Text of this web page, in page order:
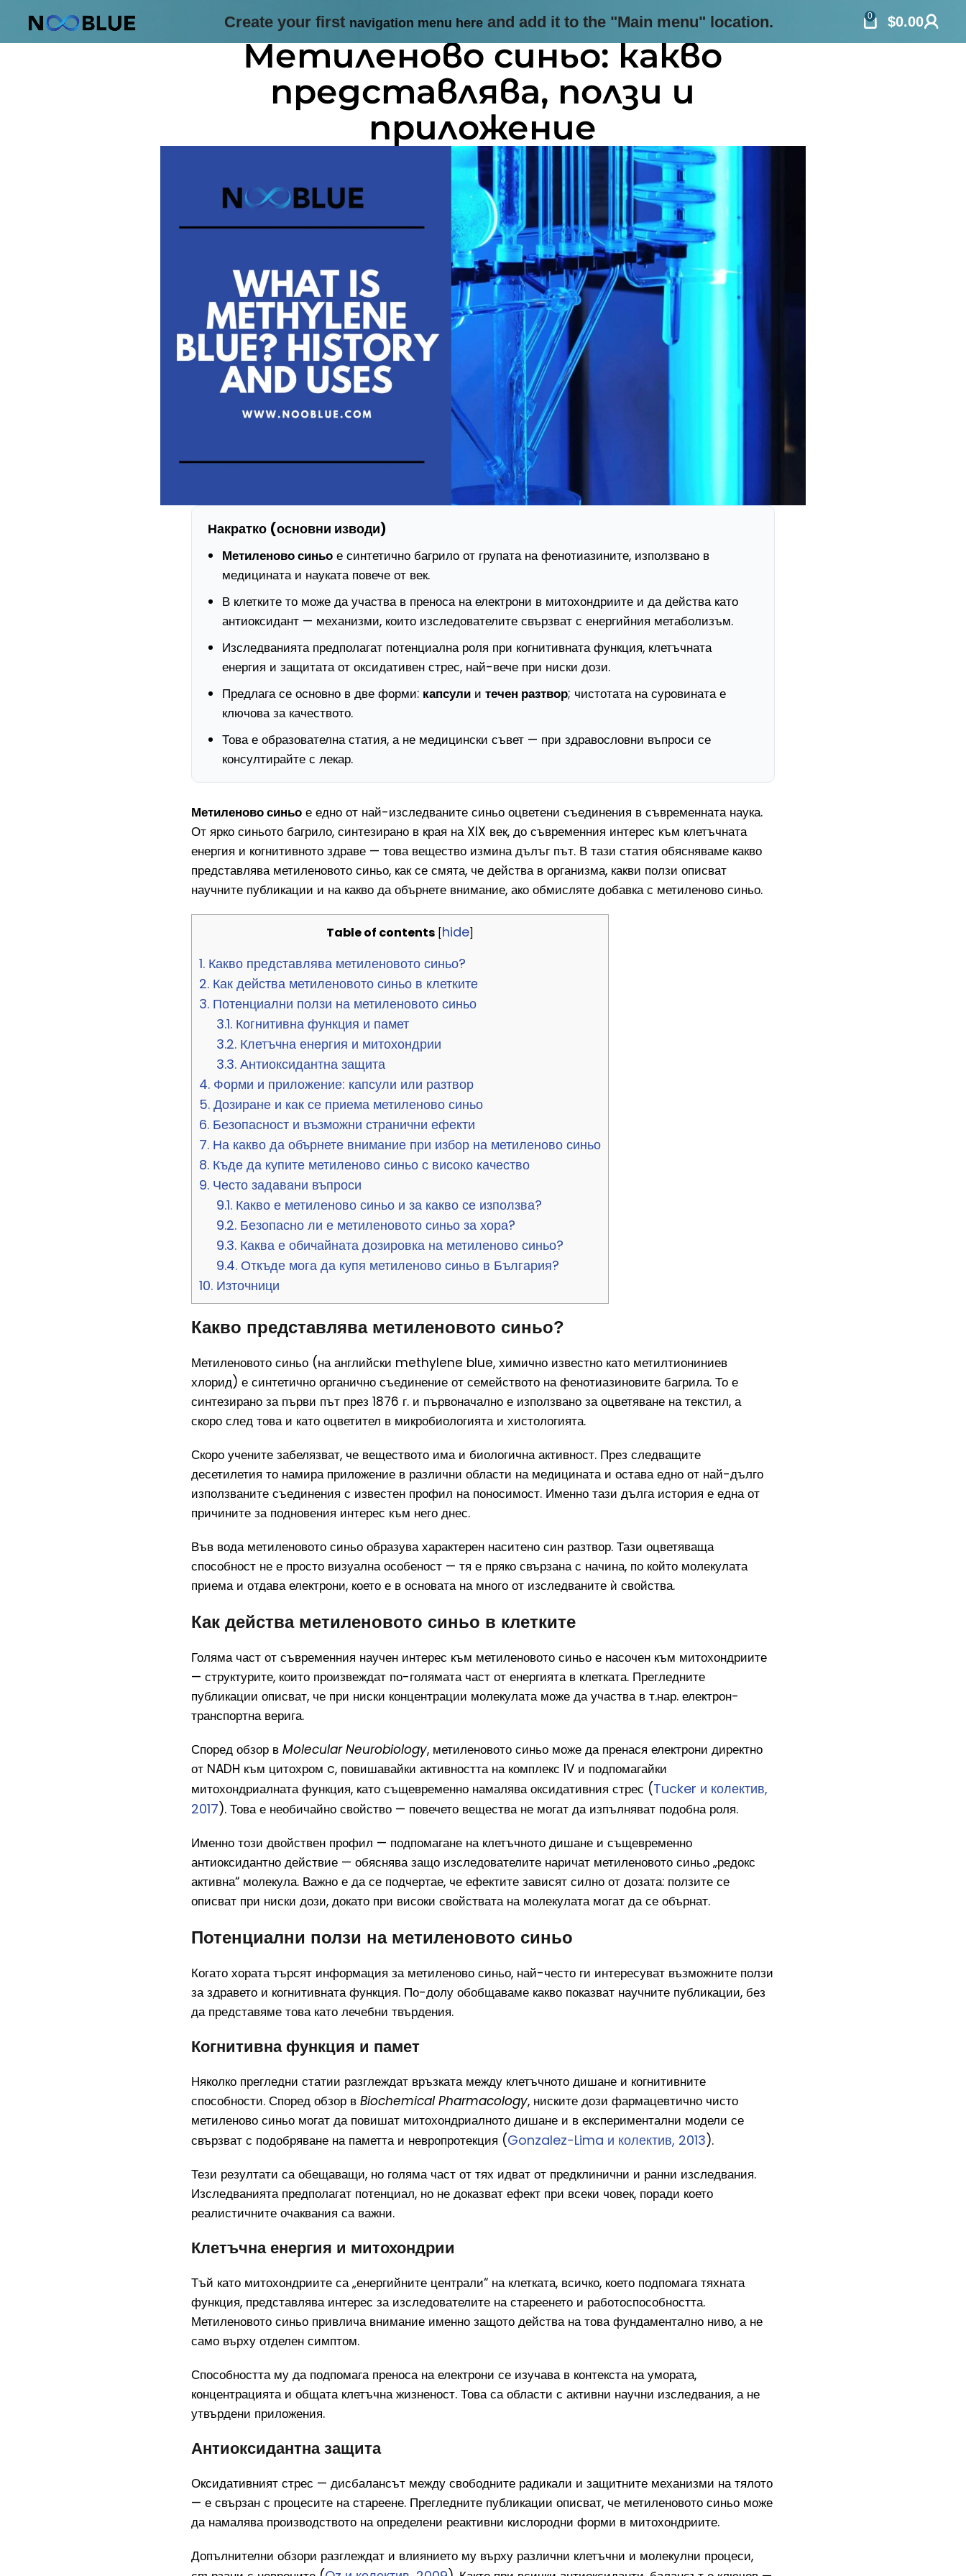
Create your first navigation menu here and add it to the "Main menu" location. 0 $0.00
юни 5, 2026
Метиленово синьо: какво
представлява, ползи и
приложение
Накратко (основни изводи)
Метиленово синьо е синтетично багрило от групата на фенотиазините, използвано в
медицината и науката повече от век.
В клетките то може да участва в преноса на електрони в митохондриите и да действа като
антиоксидант — механизми, които изследователите свързват с енергийния метаболизъм.
Изследванията предполагат потенциална роля при когнитивната функция, клетъчната
енергия и защитата от оксидативен стрес, най-вече при ниски дози.
Предлага се основно в две форми: капсули итечен разтвор; чистотата на суровината е
ключова за качеството.
Това е образователна статия, а не медицински съвет — при здравословни въпроси се
консултирайте с лекар.
Метиленово синьо е едно от най-изследваните синьо оцветени съединения в съвременната наука.
От ярко синьото багрило, синтезирано в края на XIX век, до съвременния интерес към клетъчната
енергия и когнитивното здраве — това вещество измина дълъг път. В тази статия обясняваме какво
представлява метиленовото синьо, как се смята, че действа в организма, какви ползи описват
научните публикации и на какво да обърнете внимание, ако обмисляте добавка с метиленово синьо.
Table of contents [hide]
1. Какво представлява метиленовото синьо?
2. Как действа метиленовото синьо в клетките
3. Потенциални ползи на метиленовото синьо
3.1. Когнитивна функция и памет
3.2. Клетъчна енергия и митохондрии
3.3. Антиоксидантна защита
4. Форми и приложение: капсули или разтвор
5. Дозиране и как се приема метиленово синьо
6. Безопасност и възможни странични ефекти
7. На какво да обърнете внимание при избор на метиленово синьо
8. Къде да купите метиленово синьо с високо качество
9. Често задавани въпроси
9.1. Какво е метиленово синьо и за какво се използва?
9.2. Безопасно ли е метиленовото синьо за хора?
9.3. Каква е обичайната дозировка на метиленово синьо?
9.4. Откъде мога да купя метиленово синьо в България?
10. Източници
Какво представлява метиленовото синьо?
Метиленовото синьо (на английски methylene blue, химично известно като метилтиониниев
хлорид) е синтетично органично съединение от семейството на фенотиазиновите багрила. То е
синтезирано за първи път през 1876 г. и първоначално е използвано за оцветяване на текстил, а
скоро след това и като оцветител в микробиологията и хистологията.
Скоро учените забелязват, че веществото има и биологична активност. През следващите
десетилетия то намира приложение в различни области на медицината и остава едно от най-дълго
използваните съединения с известен профил на поносимост. Именно тази дълга история е една от
причините за подновения интерес към него днес.
Във вода метиленовото синьо образува характерен наситено син разтвор. Тази оцветяваща
способност не е просто визуална особеност — тя е пряко свързана с начина, по който молекулата
приема и отдава електрони, което е в основата на много от изследваните ѝ свойства.
Как действа метиленовото синьо в клетките
Голяма част от съвременния научен интерес към метиленовото синьо е насочен към митохондриите
— структурите, които произвеждат по-голямата част от енергията в клетката. Прегледните
публикации описват, че при ниски концентрации молекулата може да участва в т.нар. електрон-
транспортна верига.
Според обзор вMolecular Neurobiology, метиленовото синьо може да пренася електрони директно
от NADH към цитохром c, повишавайки активността на комплекс IV и подпомагайки
митохондриалната функция, като същевременно намалява оксидативния стрес (Tucker и колектив,
2017). Това е необичайно свойство — повечето вещества не могат да изпълняват подобна роля.
Именно този двойствен профил — подпомагане на клетъчното дишане и същевременно
антиоксидантно действие — обяснява защо изследователите наричат метиленовото синьо „редокс
активна“ молекула. Важно е да се подчертае, че ефектите зависят силно от дозата: ползите се
описват при ниски дози, докато при високи свойствата на молекулата могат да се обърнат.
Потенциални ползи на метиленовото синьо
Когато хората търсят информация за метиленово синьо, най-често ги интересуват възможните ползи
за здравето и когнитивната функция. По-долу обобщаваме какво показват научните публикации, без
да представяме това като лечебни твърдения.
Когнитивна функция и памет
Няколко прегледни статии разглеждат връзката между клетъчното дишане и когнитивните
способности. Според обзор вBiochemical Pharmacology, ниските дози фармацевтично чисто
метиленово синьо могат да повишат митохондриалното дишане и в експериментални модели се
свързват с подобряване на паметта и невропротекция (Gonzalez-Lima и колектив, 2013).
Тези резултати са обещаващи, но голяма част от тях идват от предклинични и ранни изследвания.
Изследванията предполагат потенциал, но не доказват ефект при всеки човек, поради което
реалистичните очаквания са важни.
Клетъчна енергия и митохондрии
Тъй като митохондриите са „енергийните централи“ на клетката, всичко, което подпомага тяхната
функция, представлява интерес за изследователите на стареенето и работоспособността.
Метиленовото синьо привлича внимание именно защото действа на това фундаментално ниво, а не
само върху отделен симптом.
Способността му да подпомага преноса на електрони се изучава в контекста на умората,
концентрацията и общата клетъчна жизненост. Това са области с активни научни изследвания, а не
утвърдени приложения.
Антиоксидантна защита
Оксидативният стрес — дисбалансът между свободните радикали и защитните механизми на тялото
— е свързан с процесите на стареене. Прегледните публикации описват, че метиленовото синьо може
да намалява производството на определени реактивни кислородни форми в митохондриите.
Допълнителни обзори разглеждат и влиянието му върху различни клетъчни и молекулни процеси,